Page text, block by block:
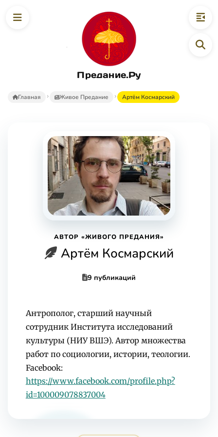
Предание.Ру
Главная Живое Предание Артём Космарский
АВТОР «ЖИВОГО ПРЕДАНИЯ»
Артём Космарский
9 публикаций
Антрополог, старший научный
сотрудник Института исследований
культуры (НИУ ВШЭ). Автор множества
работ по социологии, истории, теологии.
Facebook:
https://www.facebook.com/profile.php?
id=100009078837004